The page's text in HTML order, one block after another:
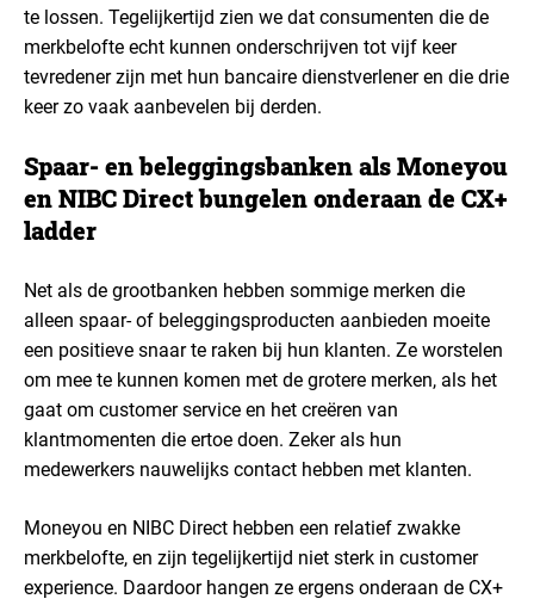
te lossen. Tegelijkertijd zien we dat consumenten die de
merkbelofte echt kunnen onderschrijven tot vijf keer
tevredener zijn met hun bancaire dienstverlener en die drie
keer zo vaak aanbevelen bij derden.
Spaar- en beleggingsbanken als Moneyou
en NIBC Direct bungelen onderaan de CX+
ladder
Net als de grootbanken hebben sommige merken die
alleen spaar- of beleggingsproducten aanbieden moeite
een positieve snaar te raken bij hun klanten. Ze worstelen
om mee te kunnen komen met de grotere merken, als het
gaat om customer service en het creëren van
klantmomenten die ertoe doen. Zeker als hun
medewerkers nauwelijks contact hebben met klanten.
Moneyou en NIBC Direct hebben een relatief zwakke
merkbelofte, en zijn tegelijkertijd niet sterk in customer
experience. Daardoor hangen ze ergens onderaan de CX+